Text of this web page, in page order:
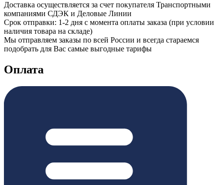
Доставка осуществляется за счет покупателя Транспортными
компаниями СДЭК и Деловые Линии
Срок отправки: 1-2 дня с момента оплаты заказа (при условии
наличия товара на складе)
Мы отправляем заказы по всей России и всегда стараемся
подобрать для Вас самые выгодные тарифы
Оплата